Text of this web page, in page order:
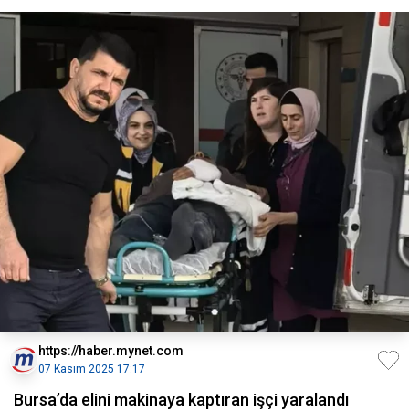
https://haber.mynet.com
07 Kasım 2025 17:17
Bursa’da elini makinaya kaptıran işçi yaralandı